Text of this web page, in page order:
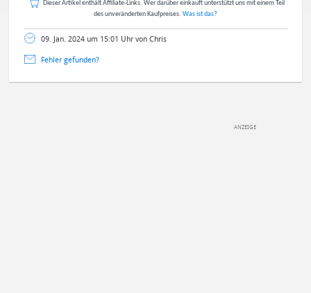
Dieser Artikel enthält Affiliate-Links. Wer darüber einkauft unterstützt uns mit einem Teil
des unveränderten Kaufpreises. Was ist das?
09. Jan. 2024 um 15:01 Uhr von Chris
Fehler gefunden?